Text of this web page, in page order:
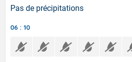
Pas de précipitations
06 : 10